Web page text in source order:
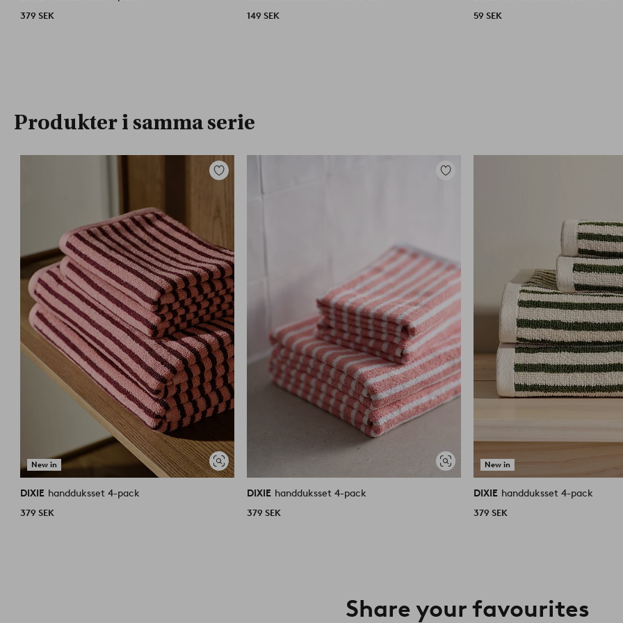
379 SEK 149 SEK 59 SEK
Produkter i samma serie
New in
Visa
liknande
Lägg
DIXIE handduksset 4-pack
379 SEK
Visa
liknande
Lägg
DIXIE handduksset 4-pack
379 SEK
New in
DIXIE handduksset 4-pack
379 SEK
Share your favourites